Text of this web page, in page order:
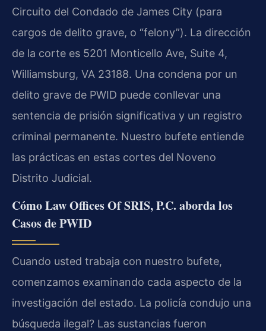
Circuito del Condado de James City (para
cargos de delito grave, o “felony”). La dirección
de la corte es 5201 Monticello Ave, Suite 4,
Williamsburg, VA 23188. Una condena por un
delito grave de PWID puede conllevar una
sentencia de prisión significativa y un registro
criminal permanente. Nuestro bufete entiende
las prácticas en estas cortes del Noveno
Distrito Judicial.
Cómo Law Offices Of SRIS, P.C. aborda los
Casos de PWID
Cuando usted trabaja con nuestro bufete,
comenzamos examinando cada aspecto de la
investigación del estado. La policía condujo una
búsqueda ilegal? Las sustancias fueron